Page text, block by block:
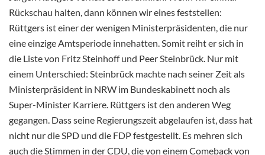
Rückschau halten, dann können wir eines feststellen:
Rüttgers ist einer der wenigen Ministerpräsidenten, die nur
eine einzige Amtsperiode innehatten. Somit reiht er sich in
die Liste von Fritz Steinhoff und Peer Steinbrück. Nur mit
einem Unterschied: Steinbrück machte nach seiner Zeit als
Ministerpräsident in NRW im Bundeskabinett noch als
Super-Minister Karriere. Rüttgers ist den anderen Weg
gegangen. Dass seine Regierungszeit abgelaufen ist, dass hat
nicht nur die SPD und die FDP festgestellt. Es mehren sich
auch die Stimmen in der CDU, die von einem Comeback von